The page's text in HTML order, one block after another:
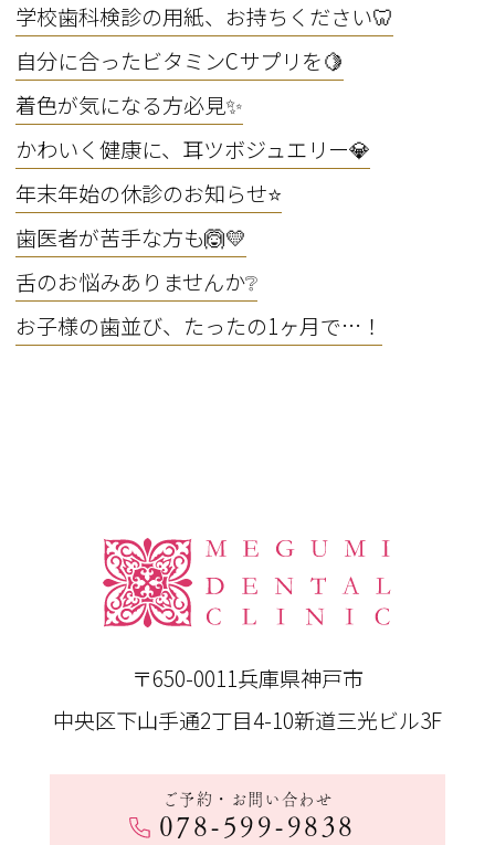
学校歯科検診の用紙、お持ちください🦷
自分に合ったビタミンCサプリを🍋
着色が気になる方必見✨
かわいく健康に、耳ツボジュエリー💎
年末年始の休診のお知らせ⭐
歯医者が苦手な方も🙆💛
舌のお悩みありませんか❔
お子様の歯並び、たったの1ヶ月で…！
〒650-0011兵庫県神戸市
中央区下山手通2丁目4-10新道三光ビル3F
ご予約・お問い合わせ
078-599-9838